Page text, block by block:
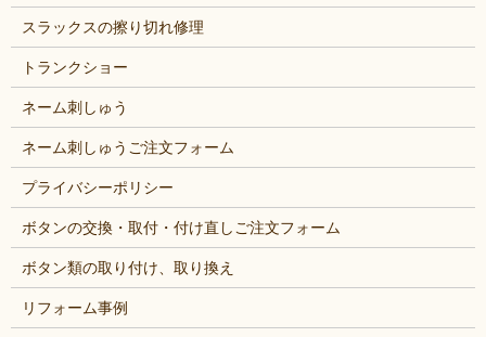
スラックスの擦り切れ修理
トランクショー
ネーム刺しゅう
ネーム刺しゅうご注文フォーム
プライバシーポリシー
ボタンの交換・取付・付け直しご注文フォーム
ボタン類の取り付け、取り換え
リフォーム事例